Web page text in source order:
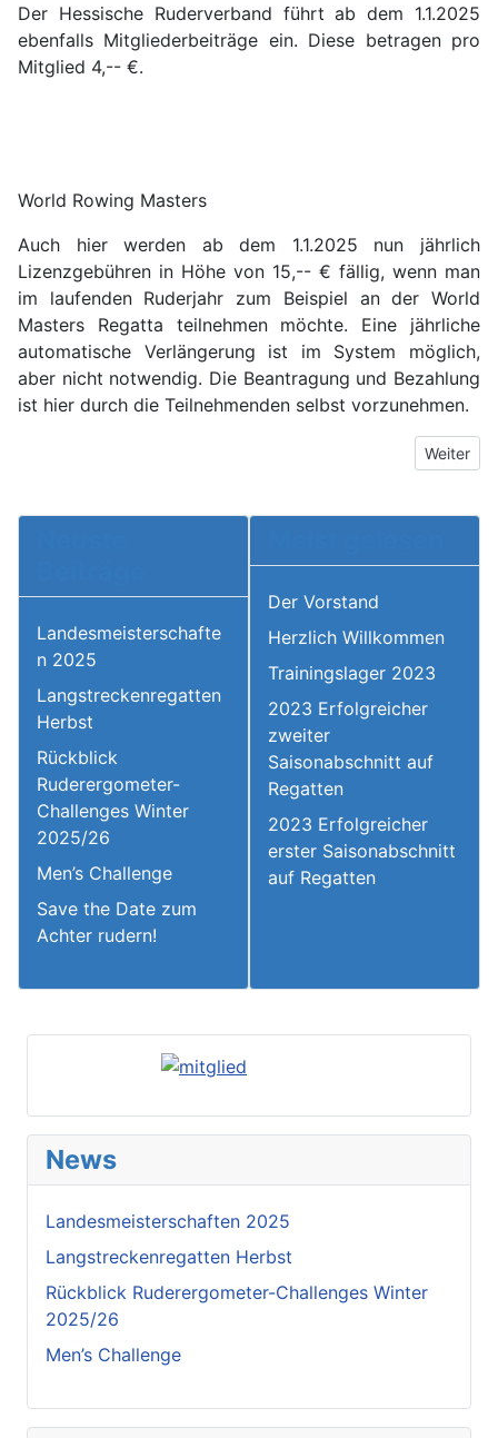
Der Hessische Ruderverband führt ab dem 1.1.2025
ebenfalls Mitgliederbeiträge ein. Diese betragen pro
Mitglied 4,-- €.
World Rowing Masters
Auch hier werden ab dem 1.1.2025 nun jährlich
Lizenzgebühren in Höhe von 15,-- € fällig, wenn man
im laufenden Ruderjahr zum Beispiel an der World
Masters Regatta teilnehmen möchte. Eine jährliche
automatische Verlängerung ist im System möglich,
aber nicht notwendig. Die Beantragung und Bezahlung
ist hier durch die Teilnehmenden selbst vorzunehmen.
Nächster
Weiter
News
Landesmeisterschaften 2025
Langstreckenregatten Herbst
Rückblick Ruderergometer-Challenges Winter
2025/26
Men’s Challenge
Landesmeisterschafte
n 2025
Langstreckenregatten
Herbst
Rückblick
Ruderergometer-
Challenges Winter
2025/26
Men’s Challenge
Save the Date zum
Achter rudern!
Der Vorstand
Herzlich Willkommen
Trainingslager 2023
2023 Erfolgreicher
zweiter
Saisonabschnitt auf
Regatten
2023 Erfolgreicher
erster Saisonabschnitt
auf Regatten